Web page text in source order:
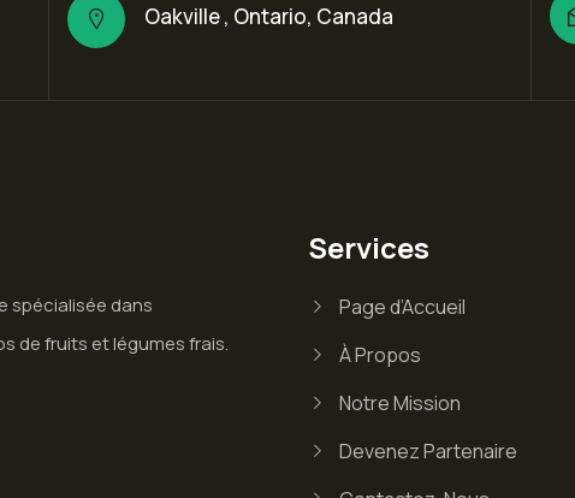
Oakville , Ontario, Canada
spécialisée dans
de fruits et légumes frais.
Services
Page d’Accueil
À Propos
Notre Mission
Devenez Partenaire